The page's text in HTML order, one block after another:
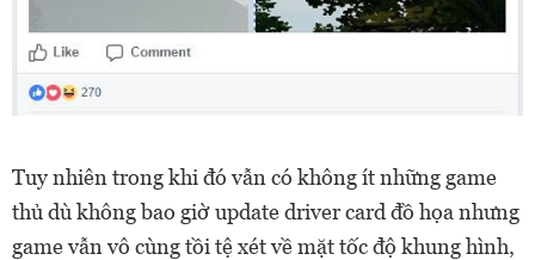
Tuy nhiên trong khi đó vẫn có không ít những game
thủ dù không bao giờ update driver card đồ họa nhưng
game vẫn vô cùng tồi tệ xét về mặt tốc độ khung hình,